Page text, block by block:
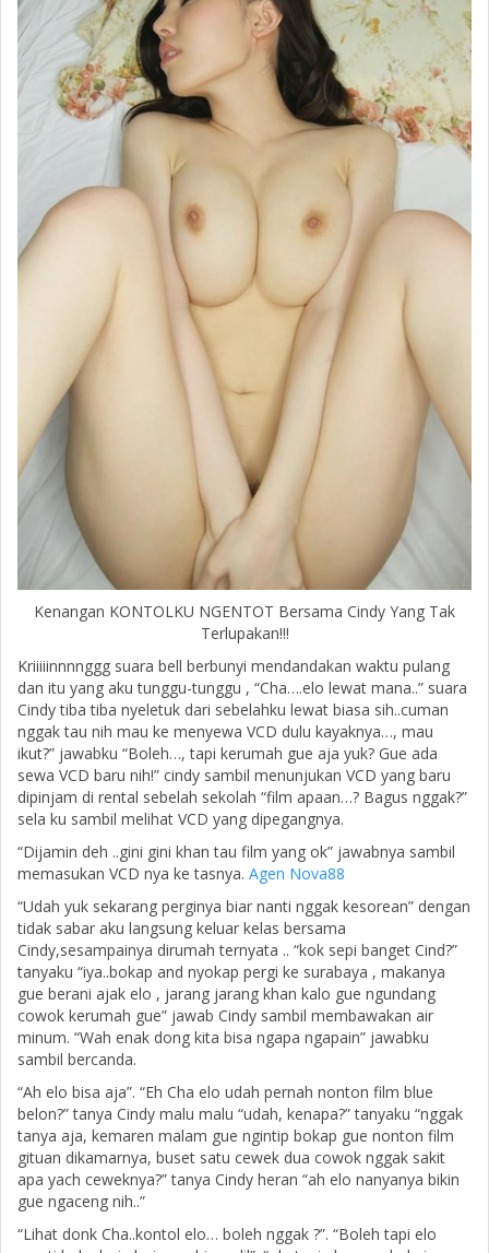
Kenangan KONTOLKU NGENTOT Bersama Cindy Yang Tak
Terlupakan!!!
Kriiiiinnnnggg suara bell berbunyi mendandakan waktu pulang
dan itu yang aku tunggu-tunggu , “Cha….elo lewat mana..” suara
Cindy tiba tiba nyeletuk dari sebelahku lewat biasa sih..cuman
nggak tau nih mau ke menyewa VCD dulu kayaknya…, mau
ikut?” jawabku “Boleh…, tapi kerumah gue aja yuk? Gue ada
sewa VCD baru nih!” cindy sambil menunjukan VCD yang baru
dipinjam di rental sebelah sekolah “film apaan…? Bagus nggak?”
sela ku sambil melihat VCD yang dipegangnya.
“Dijamin deh ..gini gini khan tau film yang ok” jawabnya sambil
memasukan VCD nya ke tasnya. Agen Nova88
“Udah yuk sekarang perginya biar nanti nggak kesorean” dengan
tidak sabar aku langsung keluar kelas bersama
Cindy,sesampainya dirumah ternyata .. “kok sepi banget Cind?”
tanyaku “iya..bokap and nyokap pergi ke surabaya , makanya
gue berani ajak elo , jarang jarang khan kalo gue ngundang
cowok kerumah gue” jawab Cindy sambil membawakan air
minum. “Wah enak dong kita bisa ngapa ngapain” jawabku
sambil bercanda.
“Ah elo bisa aja”. “Eh Cha elo udah pernah nonton film blue
belon?” tanya Cindy malu malu “udah, kenapa?” tanyaku “nggak
tanya aja, kemaren malam gue ngintip bokap gue nonton film
gituan dikamarnya, buset satu cewek dua cowok nggak sakit
apa yach ceweknya?” tanya Cindy heran “ah elo nanyanya bikin
gue ngaceng nih..”
“Lihat donk Cha..kontol elo… boleh nggak ?”. “Boleh tapi elo